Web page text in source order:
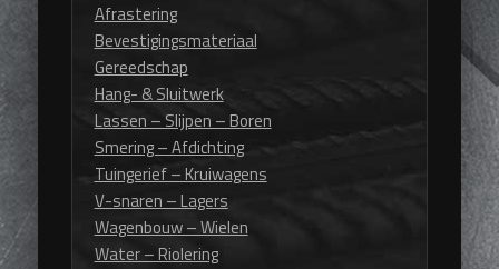
Afrastering
Bevestigingsmateriaal
Gereedschap
Hang- & Sluitwerk
Lassen – Slijpen – Boren
Smering – Afdichting
Tuingerief – Kruiwagens
V-snaren – Lagers
Wagenbouw – Wielen
Water – Riolering